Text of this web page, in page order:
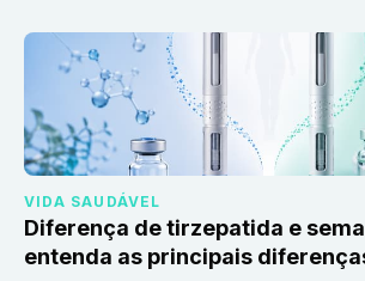
VIDA SAUDÁVEL
Diferença de tirzepatida e
entenda as principais